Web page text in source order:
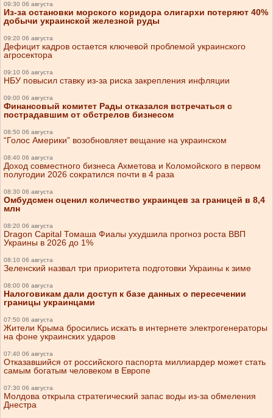
09:30 06 августа
Из-за остановки морского коридора олигархи потеряют 40%
добычи украинской железной руды
09:20 06 августа
Дефицит кадров остается ключевой проблемой украинского
агросектора
09:10 06 августа
НБУ повысил ставку из-за риска закрепления инфляции
09:00 06 августа
Финансовый комитет Рады отказался встречаться с
пострадавшим от обстрелов бизнесом
08:50 06 августа
“Голос Америки” возобновляет вещание на украинском
08:40 06 августа
Доход совместного бизнеса Ахметова и Коломойского в первом
полугодии 2026 сократился почти в 4 раза
08:30 06 августа
Омбудсмен оценил количество украинцев за границей в 8,4
млн
08:20 06 августа
Dragon Capital Томаша Фиалы ухудшила прогноз роста ВВП
Украины в 2026 до 1%
08:10 06 августа
Зеленский назвал три приоритета подготовки Украины к зиме
08:00 06 августа
Налоговикам дали доступ к базе данных о пересечении
границы украинцами
07:50 06 августа
Жители Крыма бросились искать в интернете электрогенераторы
на фоне украинских ударов
07:40 06 августа
Отказавшийся от российского паспорта миллиардер может стать
самым богатым человеком в Европе
07:30 06 августа
Молдова открыла стратегический запас воды из-за обмеления
Днестра